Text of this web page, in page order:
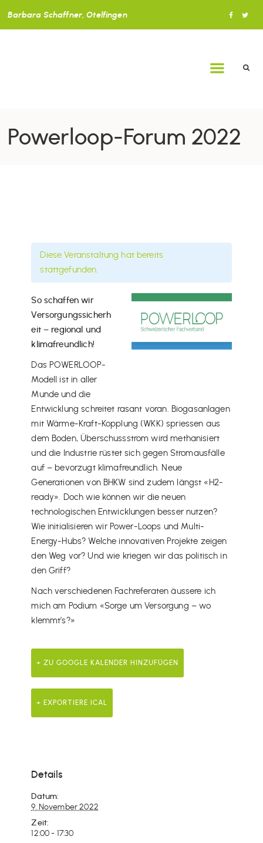
Barbara Schaffner, Otelfingen
Powerloop-Forum 2022
Diese Veranstaltung hat bereits
stattgefunden.
So schaffen wir
Versorgungssicherh
eit – regional und
klimafreundlich!
Das POWERLOOP-
Modell ist in aller
Munde und die
Entwicklung schreitet rasant voran. Biogasanlagen
mit Wärme-Kraft-Kopplung (WKK) spriessen aus
dem Boden, Überschussstrom wird methanisiert
und die Industrie rüstet sich gegen Stromausfälle
auf – bevorzugt klimafreundlich. Neue
Generationen von BHKW sind zudem längst «H2-
ready». Doch wie können wir die neuen
technologischen Entwicklungen besser nutzen?
Wie initialisieren wir Power-Loops und Multi-
Energy-Hubs? Welche innovativen Projekte zeigen
den Weg vor? Und wie kriegen wir das politisch in
den Griff?
Nach verschiedenen Fachreferaten äussere ich
mich am Podium «Sorge um Versorgung – wo
klemmt’s?»
+ ZU GOOGLE KALENDER HINZUFÜGEN
+ EXPORTIERE ICAL
Details
Datum:
9. November 2022
Zeit:
12:00 - 17:30